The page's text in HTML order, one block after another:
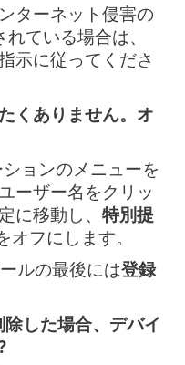
ターネット侵害の
ている場合は、
示に従ってくださ
くありません。オ
ョンのメニューを
ーザー名をクリッ
に移動し、 特別提
オフにします。
ルの最後には登録
除した場合、デバイ